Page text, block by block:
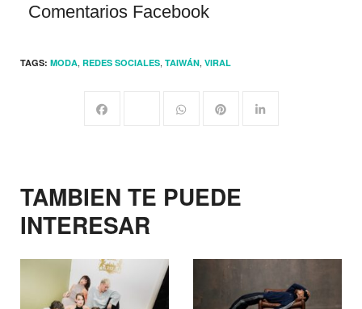
Comentarios Facebook
TAGS: MODA, REDES SOCIALES, TAIWÁN, VIRAL
TAMBIEN TE PUEDE
INTERESAR